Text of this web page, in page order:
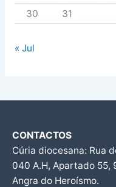
30
31
« Jul
CONTACTOS
Cúria diocesana: Rua
040 A.H, Apartado 55,
Angra do Heroísmo.